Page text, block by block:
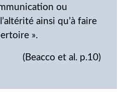
ou
ainsi qu’à faire
».
(Beacco et al. p.10)